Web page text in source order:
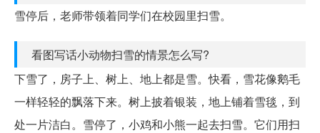
雪停后，老师带领着同学们在校园里扫雪。
看图写话小动物扫雪的情景怎么写?
下雪了，房子上、树上、地上都是雪。快看，雪花像鹅毛
一样轻轻的飘落下来。树上披着银装，地上铺着雪毯，到
处一片洁白。雪停了，小鸡和小熊一起去扫雪。它们用扫